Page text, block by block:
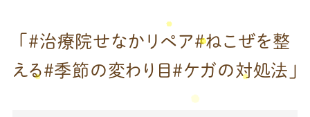
「＃治療院せなかリペア＃ねこぜを整
える＃季節の変わり目＃ケガの対処法」